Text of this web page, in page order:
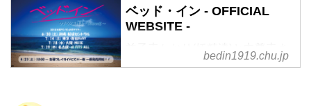
ベッド・イン - OFFICIAL
WEBSITE -
い(例のK)が日本に再びバブルを
bedin1919.chu.jp